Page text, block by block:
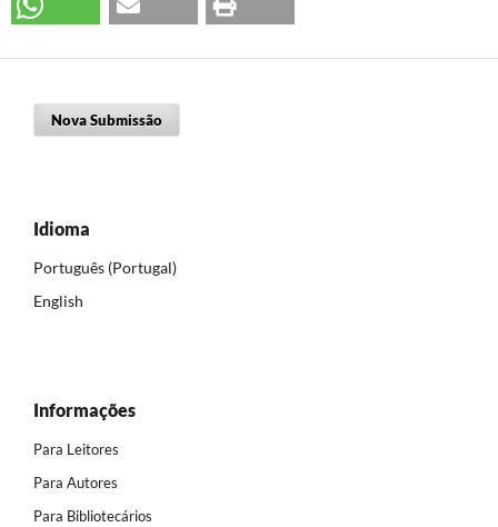
Nova Submissão
Idioma
Português (Portugal)
English
Informações
Para Leitores
Para Autores
Para Bibliotecários